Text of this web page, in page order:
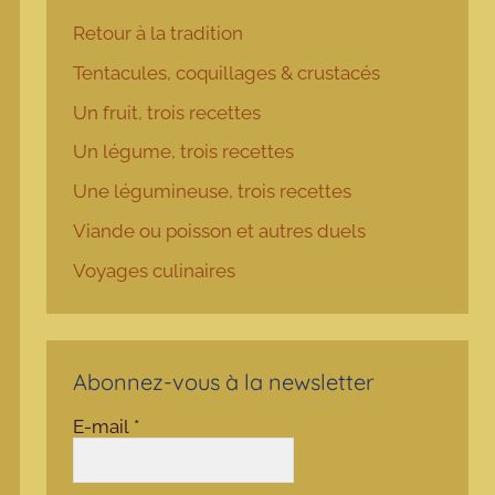
Retour à la tradition
Tentacules, coquillages & crustacés
Un fruit, trois recettes
Un légume, trois recettes
Une légumineuse, trois recettes
Viande ou poisson et autres duels
Voyages culinaires
Abonnez-vous à la newsletter
E-mail *